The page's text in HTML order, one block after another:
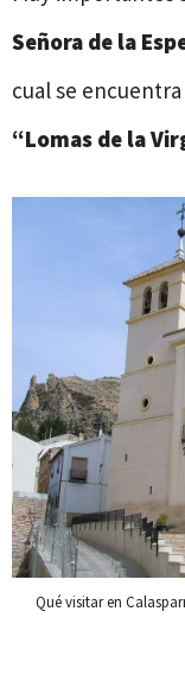
Señora de la
cual se
“Lomas de la
Qué visitar en